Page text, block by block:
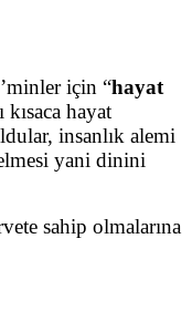
için “hayat
hayat
insanlık alemi
yani dinini
sahip olmalarına